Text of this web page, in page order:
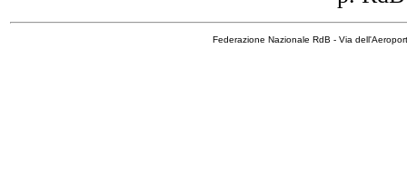
Federazione Nazionale RdB - Via